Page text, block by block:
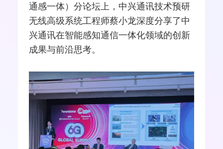
通感一体）分论坛上， 中兴通讯技术预研
无线高级系统工程师蔡小龙深度分享了中
兴通讯在智能感知通信一体化领域的创新
成果与前沿思考。